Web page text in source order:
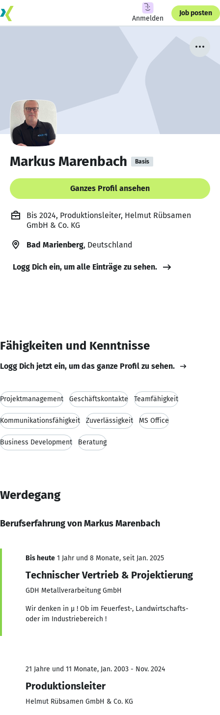
Anmelden
Job posten
Markus Marenbach Basis
Ganzes Profil ansehen
Bis 2024, Produktionsleiter, Helmut Rübsamen
GmbH & Co. KG
Bad Marienberg, Deutschland
Logg Dich ein, um alle Einträge zu sehen.
Fähigkeiten und Kenntnisse
Logg Dich jetzt ein, um das ganze Profil zu sehen.
Projektmanagement Geschäftskontakte Teamfähigkeit
Kommunikationsfähigkeit Zuverlässigkeit MS Office
Business Development Beratung
Werdegang
Berufserfahrung von Markus Marenbach
Bis heute 1 Jahr und 8 Monate, seit Jan. 2025
Technischer Vertrieb & Projektierung
GDH Metallverarbeitung GmbH
Wir denken in µ ! Ob im Feuerfest-, Landwirtschafts-
oder im Industriebereich !
21 Jahre und 11 Monate, Jan. 2003 - Nov. 2024
Produktionsleiter
Helmut Rübsamen GmbH & Co. KG